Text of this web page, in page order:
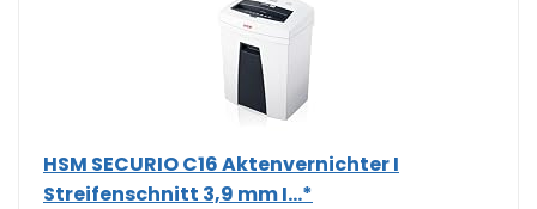
HSM SECURIO C16 Aktenvernichter I
Streifenschnitt 3,9 mm I...*